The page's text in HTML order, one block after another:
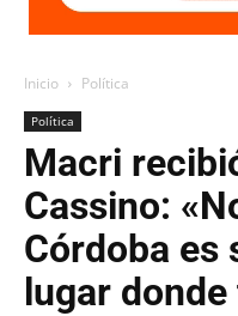
Inicio Política
Política
Macri
Cassino:
Córdoba es
lugar